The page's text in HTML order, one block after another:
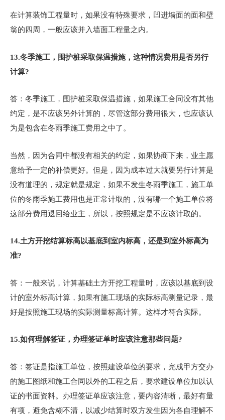
在计算装饰工程量时，如果没有特殊要求，凹进墙面的面和壁
翁的四周，一般应该并入墙面工程量之内。
13.冬季施工，围护桩采取保温措施，这种情况费用是否另行
计算?
答：冬季施工，围护桩采取保温措施，如果施工合同没有其他
约定，是不应该另外计算的，尽管这部分费用很大，也应该认
为是包含在冬雨季施工费用之中了。
当然，因为合同中都没有相关的约定，如果协商下来，业主愿
意给予一定的补偿更好。但是，因为成本过大就要另行计算是
没有道理的，规定就是规定，如果不发生冬雨季施工，施工单
位的冬雨季施工费用也是正常计取的，没有哪一个施工单位将
这部分费用退回给业主，所以，按照规定是不应该计取的。
14.土方开挖结算标高以基底到室内标高，还是到室外标高为
准?
答：一般来说，计算基础土方开挖工程量时，应该以基底到设
计的室外标高计算，如果有施工现场的实际标高测量记录，最
好是按照施工现场的实际测量标高计算。这样才符合实际。
15.如何理解签证，办理签证单时应该注意那些问题?
答：签证是指施工单位，按照建设单位的要求，完成甲方交办
的施工图纸和施工合同以外的工程之后，要求建设单位加以认
证的书面资料。办理签证单应该注意，要内容清晰，最好有量
有项，避免含糊不清，以减少结算时双方发生因为各自理解不